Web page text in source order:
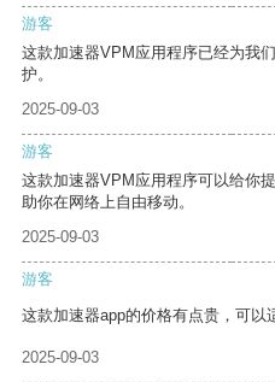
游客
这款加速器VPM应用程序已经为我
护。
2025-09-03
游客
这款加速器VPM应用程序可以给你
助你在网络上自由移动。
2025-09-03
游客
这款加速器app的价格有点贵，可以
2025-09-03